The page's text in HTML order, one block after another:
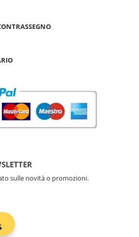
sulle novità o promozioni.